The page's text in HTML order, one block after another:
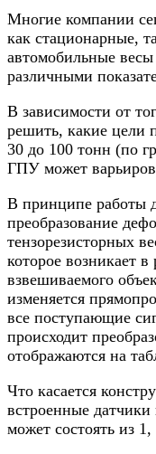
Многие компании
как стационарные,
автомобильные
различными
В зависимости от
решить, какие цели
30 до 100 тонн (по
ГПУ может
В принципе работы
преобразование
тензорезисторных
которое возникает в
взвешиваемого
изменяется
все поступающие
происходит
отображаются на
Что касается
встроенные
может состоять из